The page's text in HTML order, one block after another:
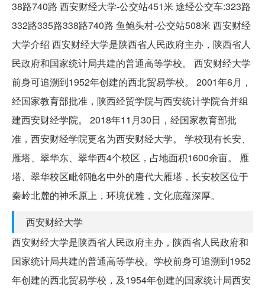
38路740路 西安财经大学-公交站451米 途经公交车:323路
332路335路338路740路 鱼鲍头村-公交站508米 西安财经
大学介绍 西安财经大学是陕西省人民政府主办，陕西省人
民政府和国家统计局共建的普通高等学校。 西安财经大学
前身可追溯到1952年创建的西北贸易学校。 2001年6月，
经国家教育部批准，陕西经贸学院与西安统计学院合并组
建西安财经学院。 2018年11月30日，经国家教育部批
准，西安财经学院更名为西安财经大学。 学校现有长安、
雁塔、翠华东、翠华西4个校区，占地面积1600余亩。 雁
塔、翠华校区毗邻驰名中外的唐代大雁塔，长安校区位于
秦岭北麓的神禾原上，环境优雅，文化底蕴深厚。
西安财经大学
西安财经大学是陕西省人民政府主办，陕西省人民政府和
国家统计局共建的普通高等学校。学校前身可追溯到1952
年创建的西北贸易学校，及1954年创建的国家统计局西安